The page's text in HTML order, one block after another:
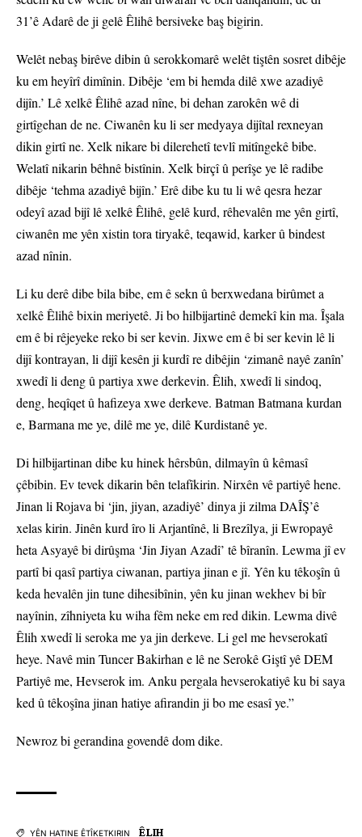
31’ê Adarê de ji gelê Êlihê bersiveke baş bigirin.
Welêt nebaş birêve dibin û serokkomarê welêt tiştên sosret dibêje
ku em heyîrî dimînin. Dibêje ‘em bi hemda dilê xwe azadiyê
dijîn.’ Lê xelkê Êlihê azad nîne, bi dehan zarokên wê di
girtîgehan de ne. Ciwanên ku li ser medyaya dijîtal rexneyan
dikin girtî ne. Xelk nikare bi dilerehetî tevlî mitîngekê bibe.
Welatî nikarin bêhnê bistînin. Xelk birçî û perîşe ye lê radibe
dibêje ‘tehma azadiyê bijîn.’ Erê dibe ku tu li wê qesra hezar
odeyî azad bijî lê xelkê Êlihê, gelê kurd, rêhevalên me yên girtî,
ciwanên me yên xistin tora tiryakê, teqawid, karker û bindest
azad nînin.
Li ku derê dibe bila bibe, em ê sekn û berxwedana birûmet a
xelkê Êlihê bixin meriyetê. Ji bo hilbijartinê demekî kin ma. Îşala
em ê bi rêjeyeke reko bi ser kevin. Jixwe em ê bi ser kevin lê li
dijî kontrayan, li dijî kesên ji kurdî re dibêjin ‘zimanê nayê zanîn’
xwedî li deng û partiya xwe derkevin. Êlih, xwedî li sindoq,
deng, heqîqet û hafizeya xwe derkeve. Batman Batmana kurdan
e, Barmana me ye, dilê me ye, dilê Kurdistanê ye.
Di hilbijartinan dibe ku hinek hêrsbûn, dilmayîn û kêmasî
çêbibin. Ev tevek dikarin bên telafîkirin. Nirxên vê partiyê hene.
Jinan li Rojava bi ‘jin, jiyan, azadiyê’ dinya ji zilma DAÎŞ’ê
xelas kirin. Jinên kurd îro li Arjantînê, li Brezîlya, ji Ewropayê
heta Asyayê bi dirûşma ‘Jin Jiyan Azadî’ tê bîranîn. Lewma jî ev
partî bi qasî partiya ciwanan, partiya jinan e jî. Yên ku têkoşîn û
keda hevalên jin tune dihesibînin, yên ku jinan wekhev bi bîr
nayînin, zîhniyeta ku wiha fêm neke em red dikin. Lewma divê
Êlih xwedî li seroka me ya jin derkeve. Li gel me hevserokatî
heye. Navê min Tuncer Bakirhan e lê ne Serokê Giştî yê DEM
Partiyê me, Hevserok im. Anku pergala hevserokatiyê ku bi saya
ked û têkoşîna jinan hatiye afirandin ji bo me esasî ye.”
Newroz bi gerandina govendê dom dike.
YÊN HATINE ÊTÎKETKIRIN ÊLIH